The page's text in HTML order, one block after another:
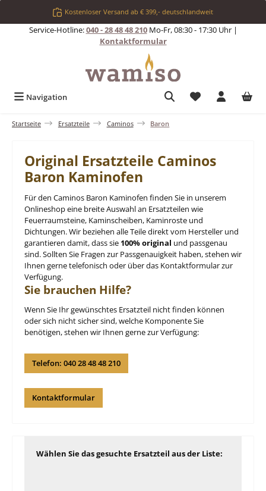
Zum Hauptinhalt springenKostenloser Versand ab € 399,- deutschlandweit
Service-Hotline:040 - 28 48 48 210Mo-Fr, 08:30 - 17:30 Uhr |
Kontaktformular
Navigation Du hast 0
Startseite Ersatzteile Caminos Baron
Original Ersatzteile Caminos
Baron Kaminofen
Für den Caminos Baron Kaminofen finden Sie in unserem
Onlineshop eine breite Auswahl an Ersatzteilen wie
Feuerraumsteine, Kaminscheiben, Kaminroste und
Dichtungen. Wir beziehen alle Teile direkt vom Hersteller und
garantieren damit, dass sie 100% original und passgenau
sind. Sollten Sie Fragen zur Passgenauigkeit haben, stehen wir
Ihnen gerne telefonisch oder über das Kontaktformular zur
Verfügung.
Sie brauchen Hilfe?
Wenn Sie Ihr gewünschtes Ersatzteil nicht finden können
oder sich nicht sicher sind, welche Komponente Sie
benötigen, stehen wir Ihnen gerne zur Verfügung:
Telefon: 040 28 48 48 210
Kontaktformular
Wählen Sie das gesuchte Ersatzteil aus der Liste: